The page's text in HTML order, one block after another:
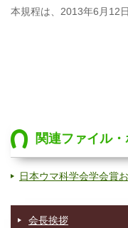
本規程は、2013年6月12
関連ファイル
日本ウマ科学会学会賞
会長挨拶